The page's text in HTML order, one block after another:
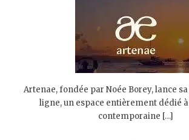
Artenae, fondée par Noée Borey, lance
ligne, un espace entièrement dédié
contemporaine […]